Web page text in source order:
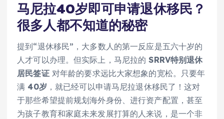
马尼拉40岁即可申请退休移民？
很多人都不知道的秘密
提到“退休移民”，大多数人的第一反应是五六十岁的
人才可以办理。但实际上，马尼拉的SRRV特别退休
居民签证对年龄的要求远比大家想象的宽松。只要年
满 40岁 ，就已经可以申请马尼拉退休移民了！这对
于那些希望提前规划海外身份、进行资产配置，甚至
为孩子教育和家庭未来发展打算的人来说，是一个非